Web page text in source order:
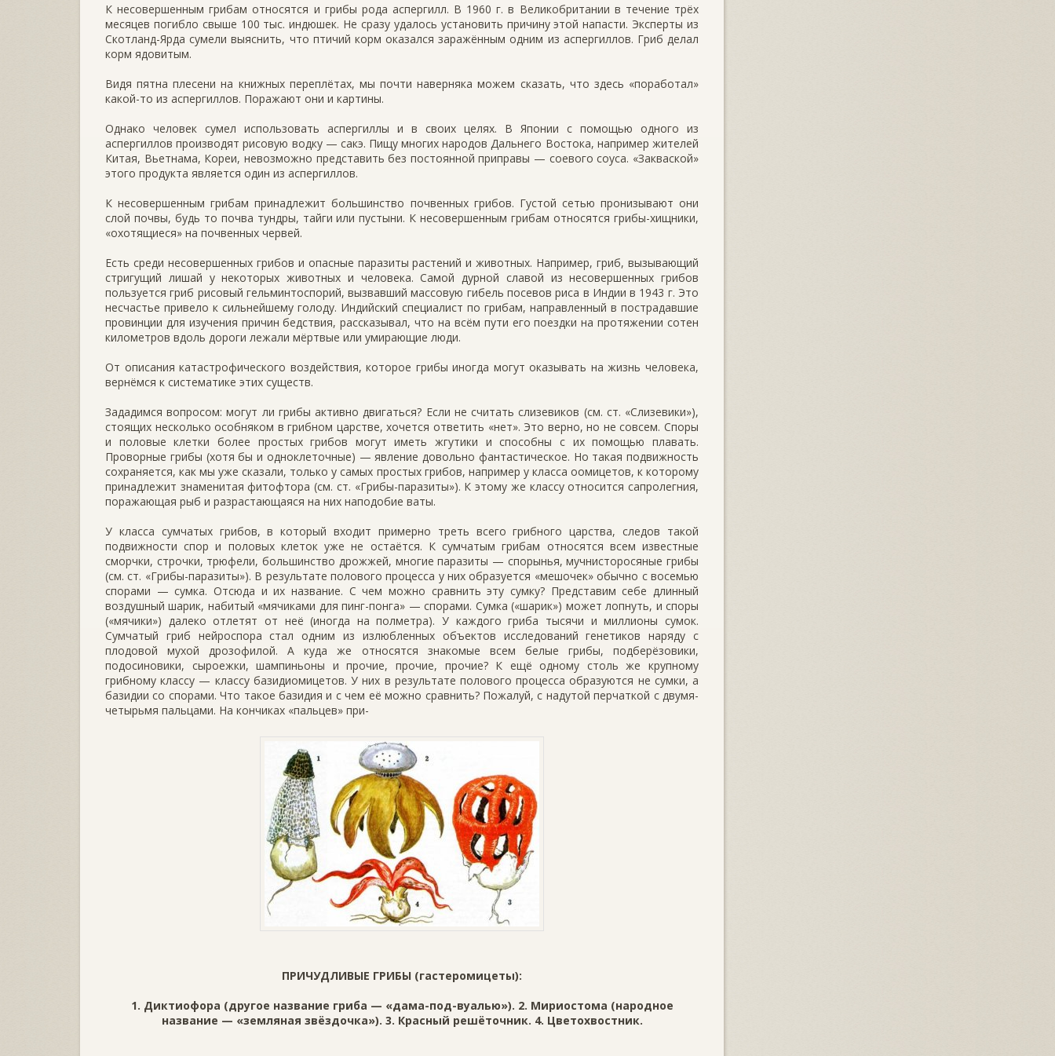
К несовершенным грибам относятся и грибы рода аспергилл. В 1960 г. в Великобритании в течение трёх
месяцев погибло свыше 100 тыс. индюшек. Не сразу удалось установить причину этой напасти. Эксперты из
Скотланд-Ярда сумели выяснить, что птичий корм оказал­ся заражённым одним из аспергиллов. Гриб делал
корм ядовитым.
Видя пятна плесени на книжных переплётах, мы почти наверняка можем сказать, что здесь «поработал»
какой-то из аспергиллов. Пора­жают они и картины.
Однако человек сумел использовать аспергиллы и в своих целях. В Японии с помощью одного из
аспергиллов производят рисовую водку — сакэ. Пищу многих народов Дальнего Востока, например жителей
Китая, Вьетнама, Кореи, невозможно представить без постоянной при­правы — соевого соуса. «Закваской»
этого продукта является один из аспергиллов.
К несовершенным грибам принадлежит большинство почвенных грибов. Густой сетью пронизывают они
слой почвы, будь то почва тундры, тайги или пустыни. К несовершенным грибам относятся грибы-хищники,
«охотящиеся» на почвенных червей.
Есть среди несовершенных грибов и опасные паразиты растений и животных. Например, гриб, вызывающий
стригущий лишай у некото­рых животных и человека. Самой дурной славой из несовершенных грибов
пользуется гриб рисовый гельминтоспорий, вызвавший массо­вую гибель посевов риса в Индии в 1943 г. Это
несчастье привело к сильнейшему голоду. Индийский специалист по грибам, направленный в пострадавшие
провинции для изучения причин бедствия, рассказы­вал, что на всём пути его поездки на протяжении сотен
километров вдоль дороги лежали мёртвые или умирающие люди.
От описания катастрофического воздействия, которое грибы иногда могут оказывать на жизнь человека,
вернёмся к систематике этих существ.
Зададимся вопросом: могут ли грибы активно двигаться? Если не считать слизевиков (см. ст. «Слизевики»),
стоящих несколько особня­ком в грибном царстве, хочется ответить «нет». Это верно, но не совсем. Споры
и половые клетки более простых грибов могут иметь жгутики и способны с их помощью плавать.
Проворные грибы (хотя бы и одно­клеточные) — явление довольно фантастическое. Но такая подвиж­ность
сохраняется, как мы уже сказали, только у самых простых грибов, например у класса оомицетов, к которому
принадлежит знаменитая фитофтора (см. ст. «Грибы-паразиты»). К этому же классу относится сапролегния,
поражающая рыб и разрастающаяся на них наподобие ваты.
У класса сумчатых грибов, в который входит примерно треть всего грибного царства, следов такой
подвижности спор и половых клеток уже не остаётся. К сумчатым грибам относятся всем известные
сморчки, строч­ки, трюфели, большинство дрожжей, многие па­разиты — спорынья, мучнисторосяные грибы
(см. ст. «Грибы-паразиты»). В результате полового процесса у них образуется «мешочек» обычно с восемью
спо­рами — сумка. Отсюда и их название. С чем можно сравнить эту сумку? Представим себе длинный
воздушный шарик, набитый «мячиками для пинг-понга» — спорами. Сумка («шарик») может лоп­нуть, и споры
(«мячики») далеко отлетят от неё (иногда на полметра). У каждого гриба тысячи и миллионы сумок.
Сумчатый гриб нейроспора стал одним из излюбленных объектов исследований генетиков наряду с
плодовой мухой дрозофилой. А куда же относятся знакомые всем белые грибы, подберёзовики,
подосиновики, сыроежки, шампиньоны и прочие, прочие, прочие? К ещё одному столь же крупному
грибному классу — классу базидиомицетов. У них в результате поло­вого процесса образуются не сумки, а
базидии со спорами. Что такое базидия и с чем её можно сравнить? Пожалуй, с надутой перчаткой с двумя-
четырьмя пальцами. На кончиках «пальцев» при-
ПРИЧУДЛИВЫЕ ГРИБЫ (гастеромицеты):
1. Диктиофора (другое название гриба — «дама-под-вуалью»). 2. Мириостома (народное
название — «земляная звёздочка»). 3. Красный решёточник. 4. Цветохвостник.